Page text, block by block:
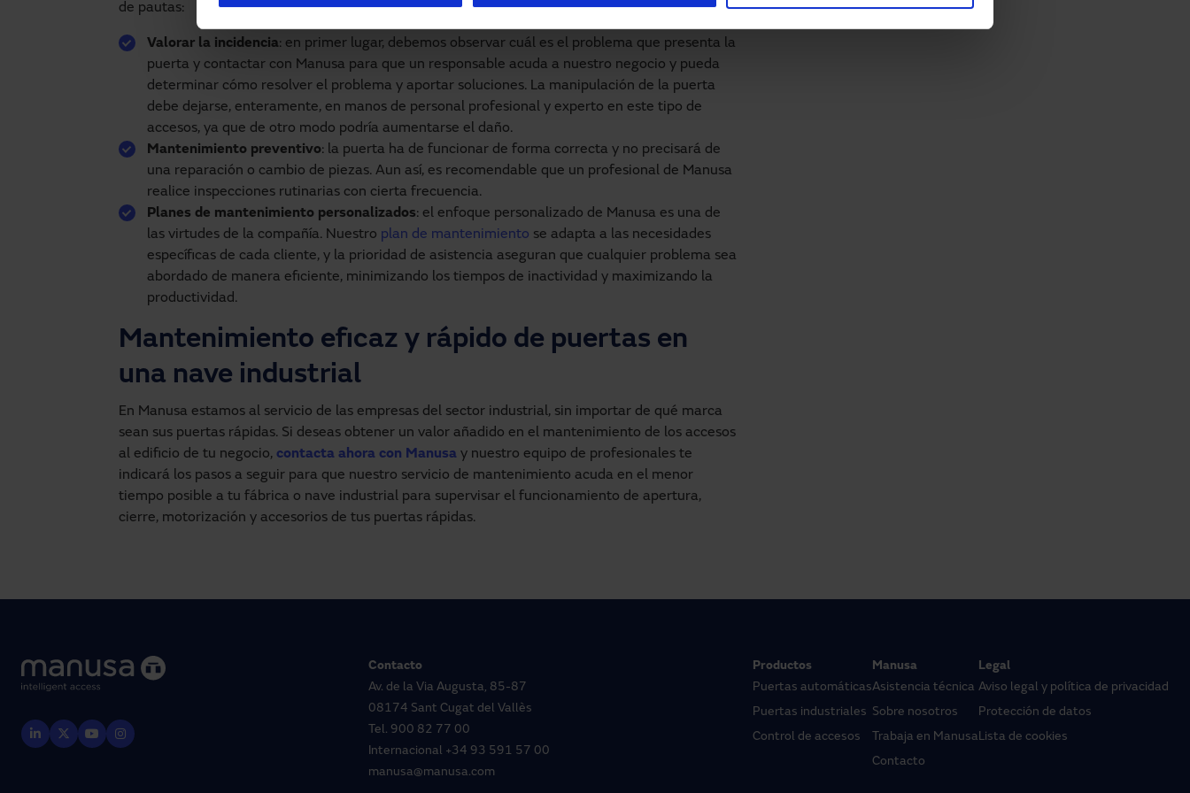
de pautas:
Valorar la incidencia: en primer lugar, debemos observar cuál es el problema que presenta la
puerta y contactar con Manusa para que un responsable acuda a nuestro negocio y pueda
determinar cómo resolver el problema y aportar soluciones. La manipulación de la puerta
debe dejarse, enteramente, en manos de personal profesional y experto en este tipo de
accesos, ya que de otro modo podría aumentarse el daño.
Mantenimiento preventivo: la puerta ha de funcionar de forma correcta y no precisará de
una reparación o cambio de piezas. Aun así, es recomendable que un profesional de Manusa
realice inspecciones rutinarias con cierta frecuencia.
Planes de mantenimiento personalizados: el enfoque personalizado de Manusa es una de
las virtudes de la compañía. Nuestro plan de mantenimiento se adapta a las necesidades
específicas de cada cliente, y la prioridad de asistencia aseguran que cualquier problema sea
abordado de manera eficiente, minimizando los tiempos de inactividad y maximizando la
productividad.
Mantenimiento eficaz y rápido de puertas en
una nave industrial
En Manusa estamos al servicio de las empresas del sector industrial, sin importar de qué marca
sean sus puertas rápidas. Si deseas obtener un valor añadido en el mantenimiento de los accesos
al edificio de tu negocio, contacta ahora con Manusa y nuestro equipo de profesionales te
indicará los pasos a seguir para que nuestro servicio de mantenimiento acuda en el menor
tiempo posible a tu fábrica o nave industrial para supervisar el funcionamiento de apertura,
cierre, motorización y accesorios de tus puertas rápidas.
Contacto
Av. de la Via Augusta, 85-87
08174 Sant Cugat del Vallès
Tel. 900 82 77 00
Internacional +34 93 591 57 00
manusa@manusa.com
Productos
Puertas automáticas
Puertas industriales
Control de accesos
Manusa
Asistencia técnica
Sobre nosotros
Trabaja en Manusa
Contacto
Legal
Aviso legal y política de privacidad
Protección de datos
Lista de cookies